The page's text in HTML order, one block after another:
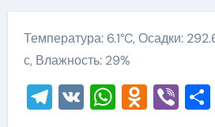
Температура: 6.1°C, Осадки:
с, Влажность: 29%
Telegram
VK